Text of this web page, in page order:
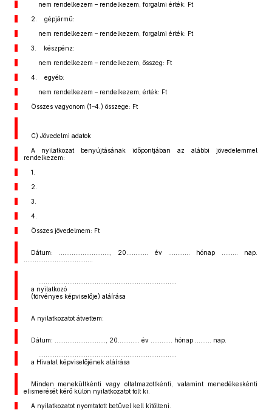
nem rendelkezem – rendelkezem, forgalmi érték: Ft
2. gépjármű:
nem rendelkezem – rendelkezem, forgalmi érték: Ft
3. készpénz:
nem rendelkezem – rendelkezem, összeg: Ft
4. egyéb:
nem rendelkezem – rendelkezem, érték: Ft
Összes vagyonom (1–4.) összege: Ft
C) Jövedelmi adatok
A nyilatkozat benyújtásának időpontjában az alábbi jövedelemmel
rendelkezem:
1.
2.
3.
4.
Összes jövedelmem: Ft
Dátum: ............................, 20............ év ............ hónap ......... nap.
a nyilatkozó
(törvényes képviselője) aláírása
A nyilatkozatot átvettem:
Dátum: ............................, 20............ év ............ hónap ......... nap.
a Hivatal képviselőjének aláírása
Minden menekültkénti vagy oltalmazottkénti, valamint menedékeskénti
elismerését kérő külön nyilatkozatot tölt ki.
A nyilatkozatot nyomtatott betűvel kell kitölteni.